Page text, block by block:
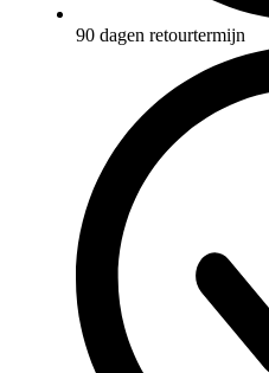
90 dagen retourtermijn